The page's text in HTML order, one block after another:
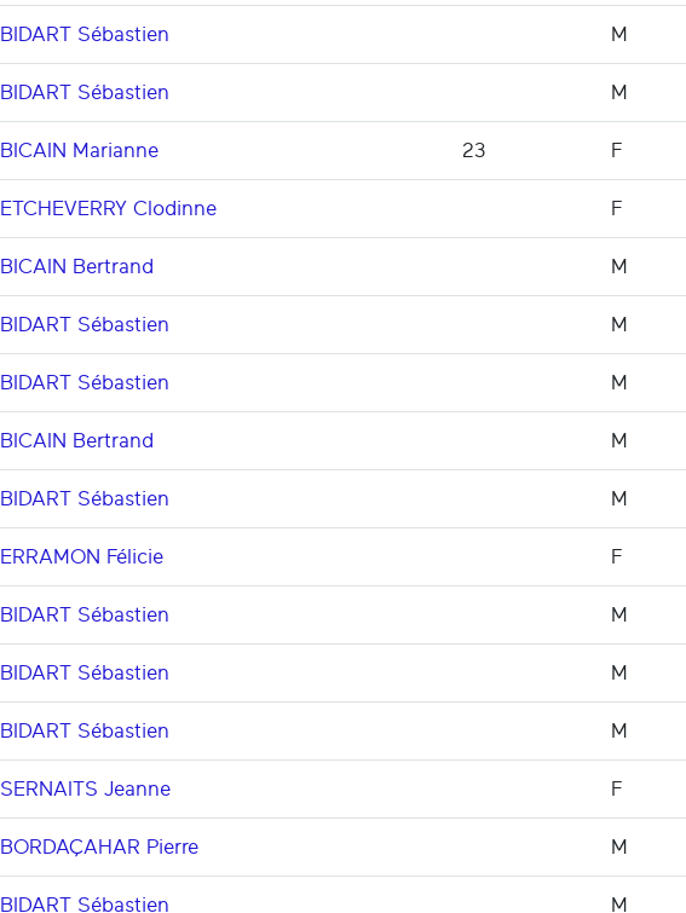
BIDART Sébastien M
BIDART Sébastien M
BICAIN Marianne 23 F
ETCHEVERRY Clodinne F
BICAIN Bertrand M
BIDART Sébastien M
BIDART Sébastien M
BICAIN Bertrand M
BIDART Sébastien M
ERRAMON Félicie F
BIDART Sébastien M
BIDART Sébastien M
BIDART Sébastien M
SERNAITS Jeanne F
BORDAÇAHAR Pierre M
BIDART Sébastien M